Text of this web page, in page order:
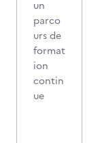
un
parco
urs de
format
ion
contin
ue